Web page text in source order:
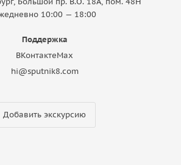
10:00 — 18:00
Поддержка
ВКонтактеMax
hi@sputnik8.com
Добавить экскурсию